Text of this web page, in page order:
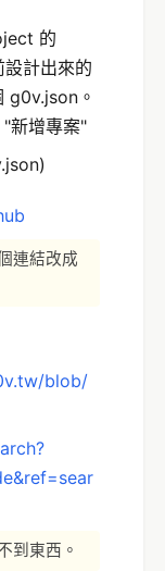
的
計出來的
g0v.json。
"新增專案"
連結改成
blob/
到東西。